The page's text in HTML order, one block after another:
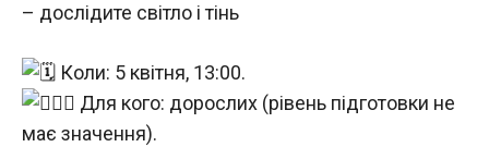
– дослідите світло і тінь
Коли: 5 квітня, 13:00.
Для кого: дорослих (рівень підготовки не
має значення).